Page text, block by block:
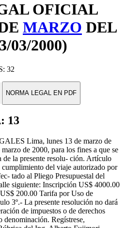
OFICIAL
MARZO DEL
03/2000)
32
NORMA LEGAL EN PDF
13
Lima, lunes 13 de marzo de
de 2000, para los fines a que se
de la presente resolu- ción. Artículo
cumplimiento del viaje autorizado por
tado al Pliego Presupuestal del
siguiente: Inscripción US$ 4000.00
200.00 Tarifa por Uso de
3º.- La presente resolución no dará
de impuestos o de derechos
denominación. Regístrese,